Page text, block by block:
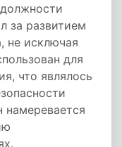
за развитием
не исключая
для
что являлось
намеревается